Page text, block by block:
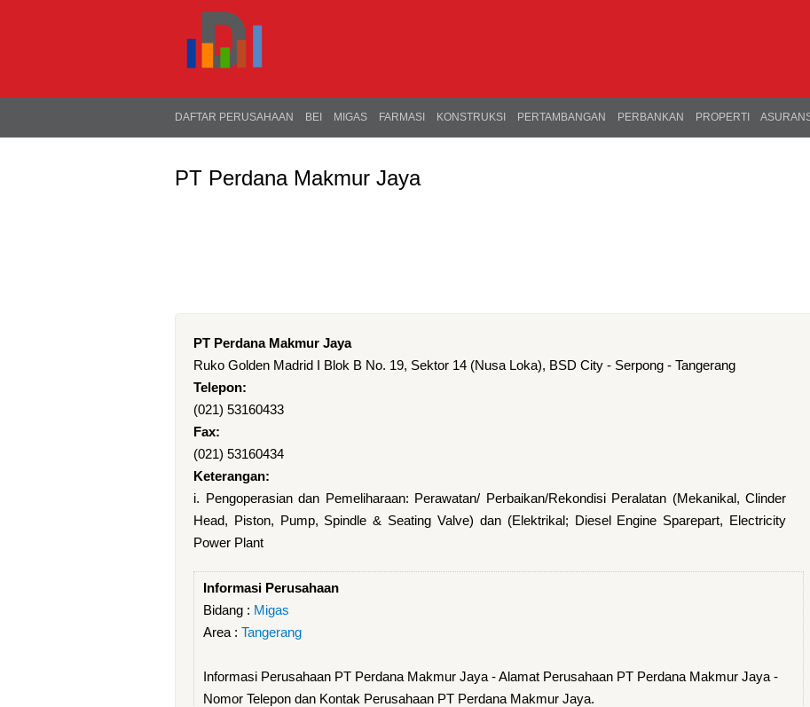
DAFTAR PERUSAHAAN BEI MIGAS FARMASI KONSTRUKSI PERTAMBANGAN PERBANKAN PROPERTI
PT Perdana Makmur Jaya
PT Perdana Makmur Jaya
Ruko Golden Madrid I Blok B No. 19, Sektor 14 (Nusa Loka), BSD City - Serpong - Tangerang
Telepon:
(021) 53160433
Fax:
(021) 53160434
Keterangan:
i. Pengoperasian dan Pemeliharaan: Perawatan/ Perbaikan/Rekondisi Peralatan (Mekanikal, Clinder
Head, Piston, Pump, Spindle & Seating Valve) dan (Elektrikal; Diesel Engine Sparepart, Electricity
Power Plant
Informasi Perusahaan
Bidang : Migas
Area : Tangerang
Informasi Perusahaan PT Perdana Makmur Jaya - Alamat Perusahaan PT Perdana Makmur Jaya -
Nomor Telepon dan Kontak Perusahaan PT Perdana Makmur Jaya.